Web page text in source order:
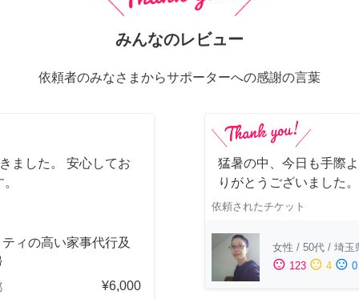
みんなのレビュー
依頼者のみなさまからサポーターへの感謝の言葉
ました。 安心してお
ィの高い家事代行及
¥6,000
猛暑の中、今日も手際
りがとうございました
依頼されたチケット
女性 / 50代 / 埼玉
sentiment_satisfied 123 sentiment_neutral 4 sentiment_dissatisfied 0